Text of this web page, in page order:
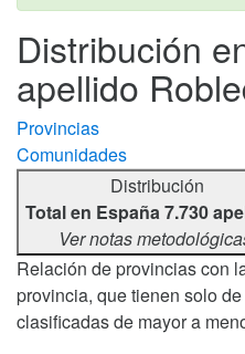
Distribución
apellido
Provincias
Comunidades
Distribución
Total en España 7.730
Ver notas
Relación de provincias con
provincia, que tienen solo
clasificadas de mayor a